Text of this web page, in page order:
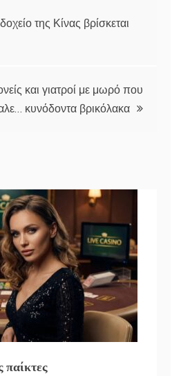
της Κίνας βρίσκεται
και γιατροί με μωρό που
κυνόδοντα βρικόλακα
παίκτες